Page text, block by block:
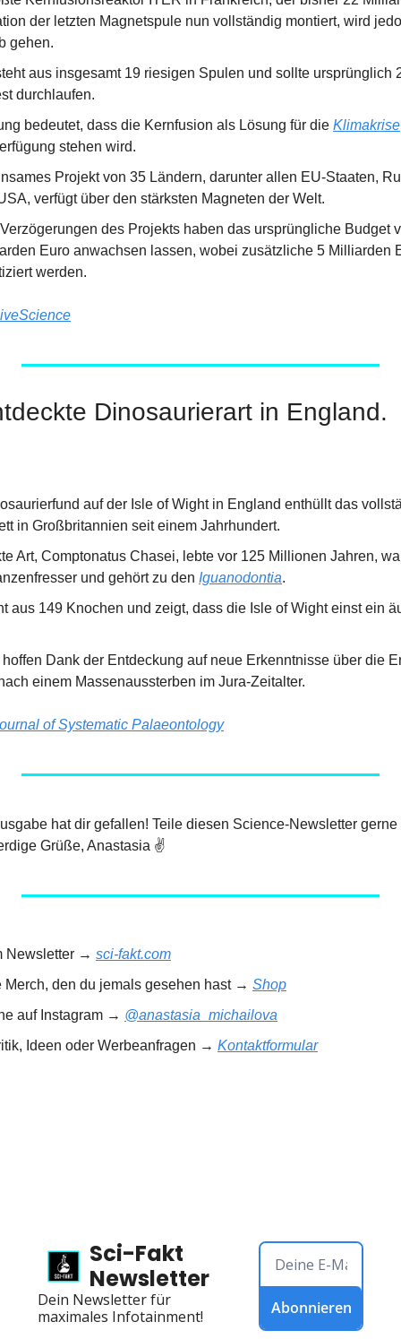
der letzten Magnetspule nun vollständig montiert, wird
gehen.
aus insgesamt 19 riesigen Spulen und sollte ursprünglich
durchlaufen.
bedeutet, dass die Kernfusion als Lösung für die Klimakrise
stehen wird.
Projekt von 35 Ländern, darunter allen EU-Staaten,
verfügt über den stärksten Magneten der Welt.
des Projekts haben das ursprüngliche Budget
Euro anwachsen lassen, wobei zusätzliche 5 Milliarden
werden.
Dinosaurierart in England.
auf der Isle of Wight in England enthüllt das
in Großbritannien seit einem Jahrhundert.
Art, Comptonatus Chasei, lebte vor 125 Millionen Jahren,
und gehört zu den Iguanodontia.
aus 149 Knochen und zeigt, dass die Isle of Wight einst ein
Dank der Entdeckung auf neue Erkenntnisse über die
einem Massenaussterben im Jura-Zeitalter.
of Systematic Palaeontology
hat dir gefallen! Teile diesen Science-Newsletter
Grüße, Anastasia ✌️
Newsletter → sci-fakt.com
den du jemals gesehen hast → Shop
auf Instagram → @anastasia_michailova
Ideen oder Werbeanfragen → Kontaktformular
Sci-Fakt
Newsletter
Dein Newsletter für
maximales Infotainment!
Abonnieren